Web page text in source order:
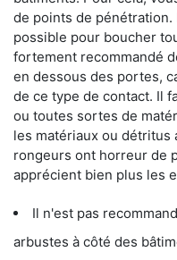
de points de
possible pour boucher
fortement recommandé
en dessous des portes,
de ce type de contact. Il
ou toutes sortes de
les matériaux ou détritus
rongeurs ont horreur de
apprécient bien plus les
Il n'est pas
arbustes à côté des